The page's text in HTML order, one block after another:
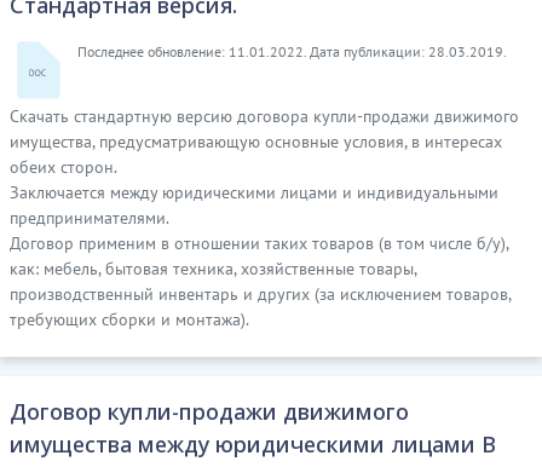
Последнее обновление: 11.01.2022. Дата публикации: 28.03.2019.
Скачать стандартную версию договора купли-продажи движимого
имущества, предусматривающую основные условия, в интересах
обеих сторон.
Заключается между юридическими лицами и индивидуальными
предпринимателями.
Договор применим в отношении таких товаров (в том числе б/у),
как: мебель, бытовая техника, хозяйственные товары,
производственный инвентарь и других (за исключением товаров,
требующих сборки и монтажа).
Договор купли-продажи движимого
имущества между юридическими лицами В